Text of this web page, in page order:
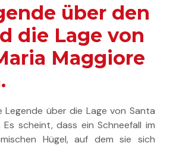
über den
die Lage von
Maggiore
Legende über die Lage von Santa
Es scheint, dass ein Schneefall im
Hügel, auf dem sie sich